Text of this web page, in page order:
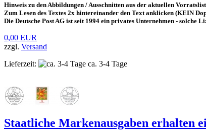
Hinweis zu den Abbildungen / Ausschnitten aus der aktuellen
Zum Lesen des Textes 2x hintereinander den Text anklicken (KEIN
Die Deutsche Post AG ist seit 1994 ein privates Unternehmen - solche
0,00 EUR
zzgl. Versand
Lieferzeit:
ca. 3-4 Tage
Staatliche Markenausgaben erhalten